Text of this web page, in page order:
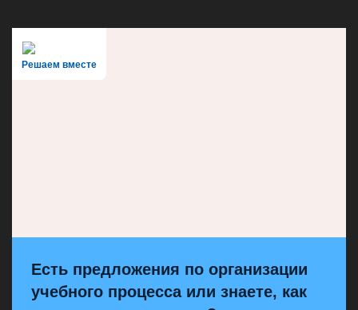
Решаем вместе
Есть предложения по организации
учебного процесса или знаете, как